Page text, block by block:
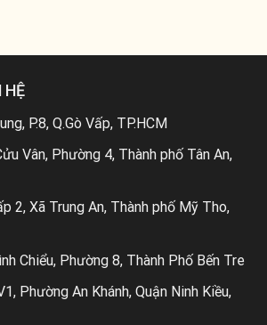
HỆ
P.8, Q.Gò Vấp, TP.HCM
Vân, Phường 4, Thành phố Tân An,
2, Xã Trung An, Thành phố Mỹ Tho,
Chiểu, Phường 8, Thành Phố Bến Tre
Phường An Khánh, Quận Ninh Kiều,